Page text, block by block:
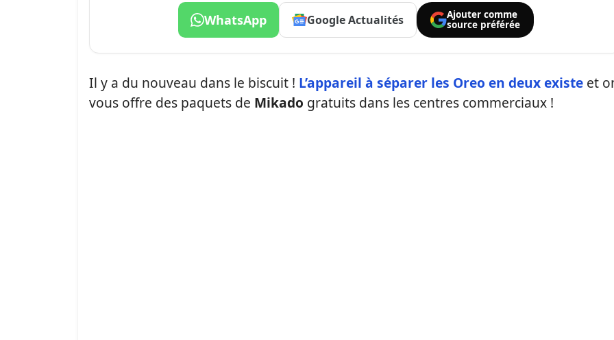
WhatsApp Google Actualités
Ajouter comme
source préférée
Il y a du nouveau dans le biscuit ! L’appareil à séparer les Oreo en deux existe et
vous offre des paquets de Mikado gratuits dans les centres commerciaux !